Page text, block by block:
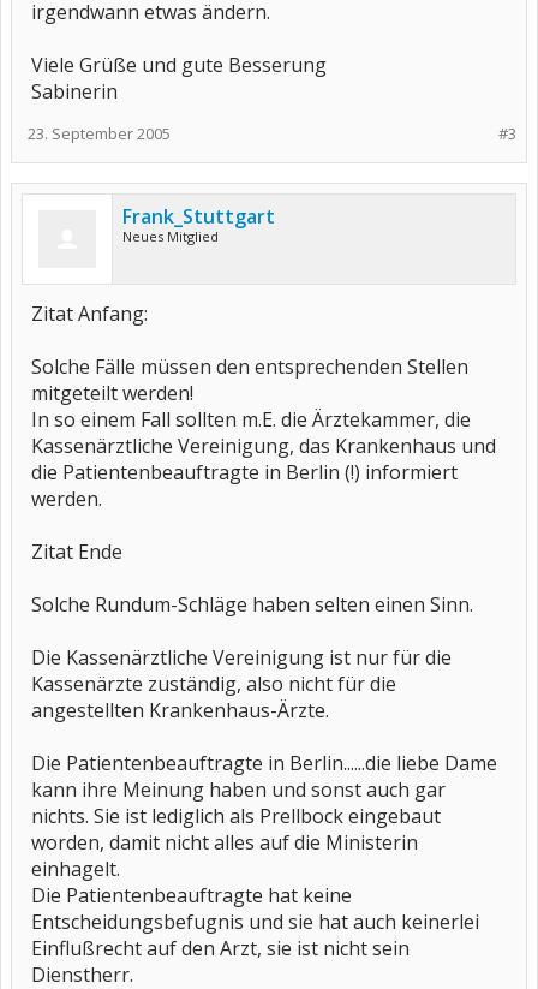
irgendwann etwas ändern.
Viele Grüße und gute Besserung
Sabinerin
#3
23. September 2005
Frank_Stuttgart
Neues Mitglied
Zitat Anfang:
Solche Fälle müssen den entsprechenden Stellen
mitgeteilt werden!
In so einem Fall sollten m.E. die Ärztekammer, die
Kassenärztliche Vereinigung, das Krankenhaus und
die Patientenbeauftragte in Berlin (!) informiert
werden.
Zitat Ende
Solche Rundum-Schläge haben selten einen Sinn.
Die Kassenärztliche Vereinigung ist nur für die
Kassenärzte zuständig, also nicht für die
angestellten Krankenhaus-Ärzte.
Die Patientenbeauftragte in Berlin......die liebe Dame
kann ihre Meinung haben und sonst auch gar
nichts. Sie ist lediglich als Prellbock eingebaut
worden, damit nicht alles auf die Ministerin
einhagelt.
Die Patientenbeauftragte hat keine
Entscheidungsbefugnis und sie hat auch keinerlei
Einflußrecht auf den Arzt, sie ist nicht sein
Dienstherr.